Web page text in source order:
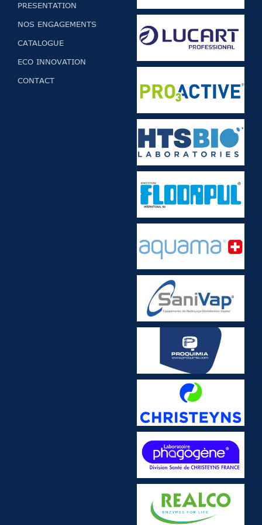
PRESENTATION
NOS ENGAGEMENTS
CATALOGUE
ECO INNOVATION
CONTACT